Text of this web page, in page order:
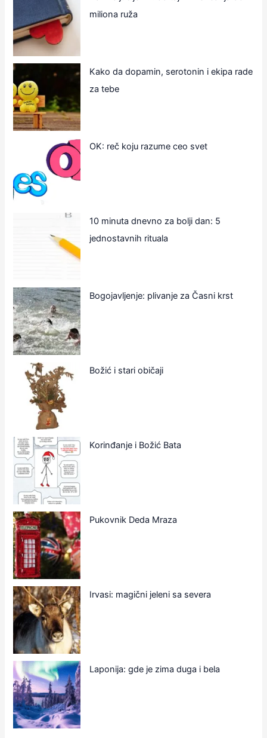
miliona ruža
Kako da dopamin, serotonin i ekipa rade
za tebe
OK: reč koju razume ceo svet
10 minuta dnevno za bolji dan: 5
jednostavnih rituala
Bogojavljenje: plivanje za Časni krst
Božić i stari običaji
Korinđanje i Božić Bata
Pukovnik Deda Mraza
Irvasi: magični jeleni sa severa
Laponija: gde je zima duga i bela